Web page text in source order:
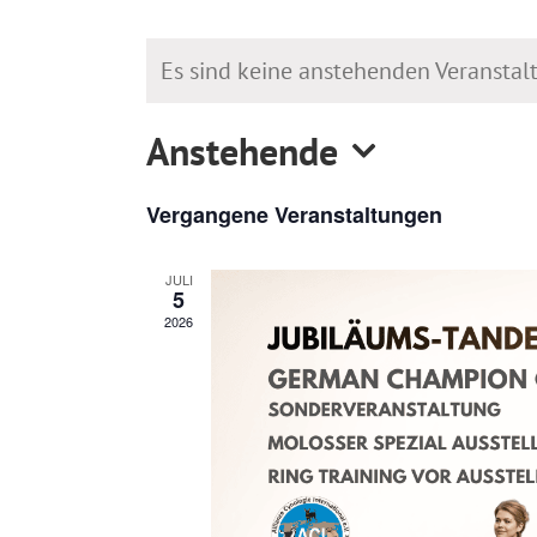
Es sind keine anstehenden
Anstehende
Datum
wählen.
Vergangene Veranstaltungen
JULI
5
2026